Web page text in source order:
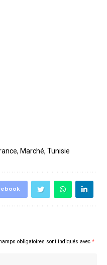
, Marché, Tunisie
obligatoires sont indiqués avec *